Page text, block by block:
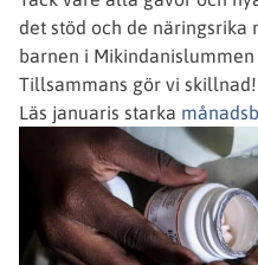
det stöd och de näringsrika
barnen i
Tillsammans gör vi skillnad!
Läs januaris starka